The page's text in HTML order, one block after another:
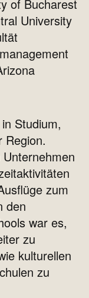
of Bucharest
University
Studium,
Region.
zum
den
war es,
zu
kulturellen
zu